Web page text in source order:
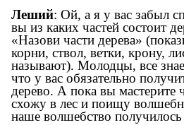
Леший: Ой, а я у вас забыл
вы из каких частей состоит
«Назови части дерева»
корни, ствол, ветки, крону,
называют). Молодцы, все
что у вас обязательно
дерево. А пока вы мастерите
схожу в лес и поищу
наше волшебство